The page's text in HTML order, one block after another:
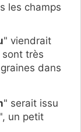
les champs
" viendrait
sont très
dans
" serait issu
un petit